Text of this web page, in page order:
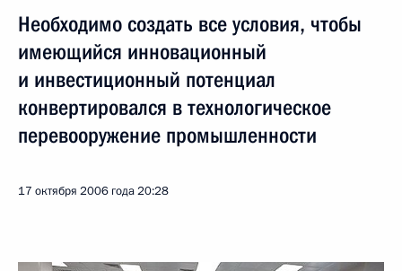
Необходимо создать все условия, чтобы
имеющийся инновационный
и инвестиционный потенциал
конвертировался в технологическое
перевооружение промышленности
17 октября 2006 года20:28